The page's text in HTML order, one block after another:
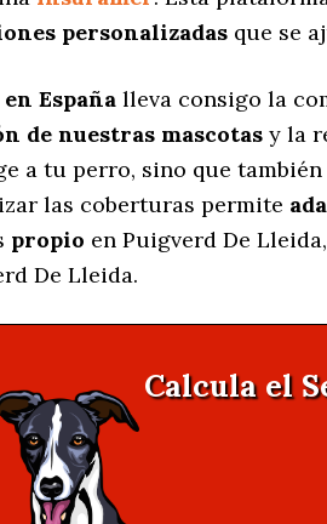
personalizadas que se
España lleva consigo la
de nuestras mascotas y la
a tu perro, sino que
las coberturas permite
propio en Puigverd De
De Lleida.
Calcula el